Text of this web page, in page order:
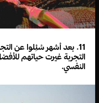
التجربة غيرت حياتهم
النفسي.